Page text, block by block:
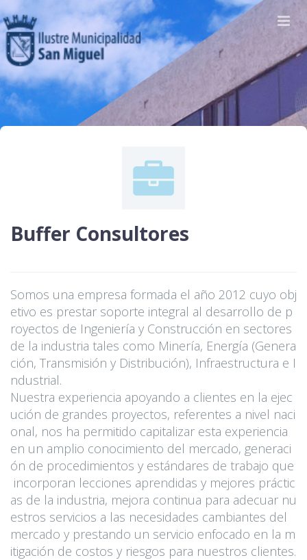
Buffer Consultores
Somos una empresa formada el año 2012 cuyo obj
etivo es prestar soporte integral al desarrollo de p
royectos de Ingeniería y Construcción en sectores
de la industria tales como Minería, Energía (Genera
ción, Transmisión y Distribución), Infraestructura e I
ndustrial.
Nuestra experiencia apoyando a clientes en la ejec
ución de grandes proyectos, referentes a nivel naci
onal, nos ha permitido capitalizar esta experiencia
en un amplio conocimiento del mercado, generaci
ón de procedimientos y estándares de trabajo que
incorporan lecciones aprendidas y mejores práctic
as de la industria, mejora continua para adecuar nu
estros servicios a las necesidades cambiantes del
mercado y prestando un servicio enfocado en la m
itigación de costos y riesgos para nuestros clientes.